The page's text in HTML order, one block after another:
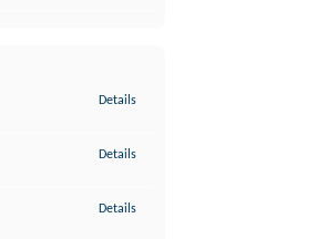
Details
Details
Details